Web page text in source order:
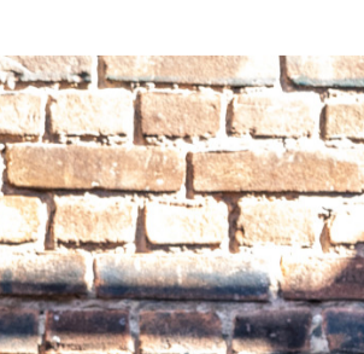
jaar): 12–18 werksets per
18+ werksets per
beter. Het gaat om
efficiënter herstelt
brandt zichzelf uit.